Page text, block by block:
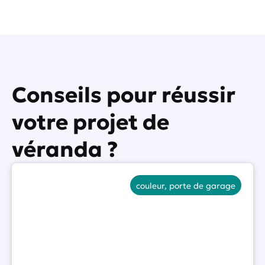
Conseils pour réussir
votre projet de
véranda ?
couleur, porte de garage